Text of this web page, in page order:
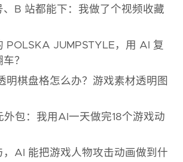
、B 站都能下：我做了个视频收藏
POLSKA JUMPSTYLE，用 AI 复
？
明棋盘格怎么办？游戏素材透明图
外包：我用AI一天做完18个游戏动
，AI 能把游戏人物攻击动画做到什